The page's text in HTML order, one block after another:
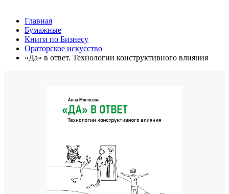
Главная
Бумажные
Книги по Бизнесу
Ораторское искусство
«Да» в ответ. Технологии конструктивного влияния